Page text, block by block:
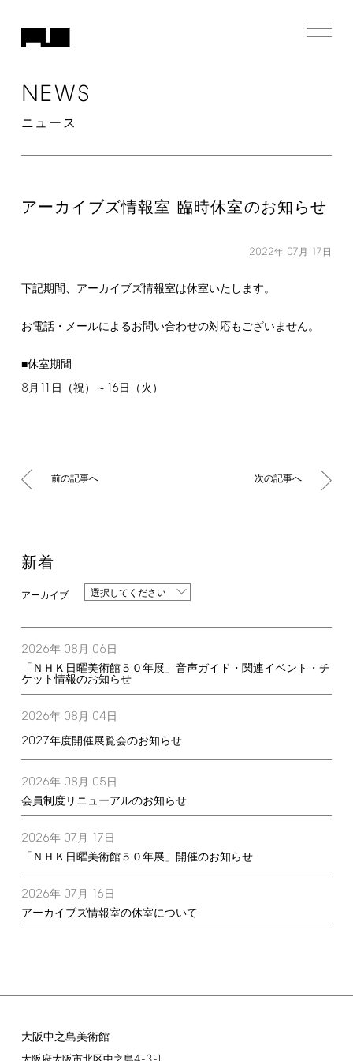
NEWS
ニュース
アーカイブズ情報室 臨時休室のお知らせ
2022年 07 月 17 日
下記期間、アーカイブズ情報室は休室いたします。
お電話・メールによるお問い合わせの対応もございません。
■休室期間
8月 11 日（祝）～ 16日（火）
前の記事へ 次の記事へ
新着
選択してください
2026年 08月 06 日
「ＮＨＫ日曜美術館５０年展」音声ガイド・関連イベント・チ
ケット情報のお知らせ
2026年 08月 04日
2027年度開催展覧会のお知らせ
2026年 08月 05 日
会員制度リニューアルのお知らせ
2026年 07月 17 日
「ＮＨＫ日曜美術館５０年展」開催のお知らせ
2026年 07月 16 日
アーカイブズ情報室の休室について
大阪中之島美術館